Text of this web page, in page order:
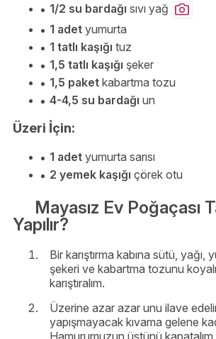
1/2 su bardağı sıvı yağ
1 adet yumurta
1 tatlı kaşığı tuz
1,5 tatlı kaşığı şeker
1,5 paket kabartma tozu
4-4,5 su bardağı un
Üzeri İçin:
1 adet yumurta sarısı
2 yemek kaşığı çörek otu
Mayasız Ev Poğaçası
Yapılır?
Bir karıştırma kabına sütü, yağı,
şekeri ve kabartma tozunu
karıştıralım.
Üzerine azar azar unu ilave
yapışmayacak kıvama gelene
Hamurumuzun üstünü